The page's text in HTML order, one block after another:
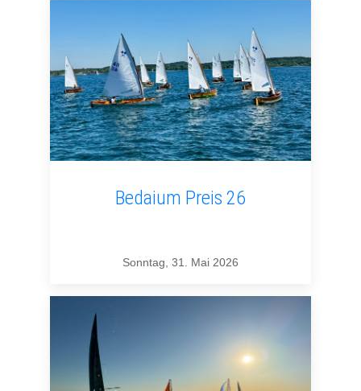
Bedaium Preis 26
Sonntag, 31. Mai 2026